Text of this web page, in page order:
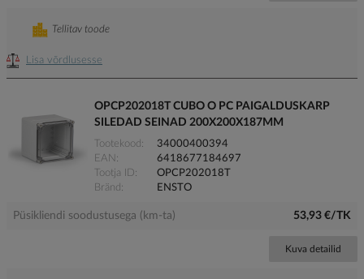
Lisa võrdlusesse
Tellitav toode
OPCP202018T CUBO O PC PAIGALDUSKARP
SILEDAD SEINAD 200X200X187MM
Tootekood
34000400394
EAN
6418677184697
Tootja ID
OPCP202018T
Bränd
ENSTO
Püsikliendi soodustusega (km-ta) 53,93 €/TK
Kuva detailid